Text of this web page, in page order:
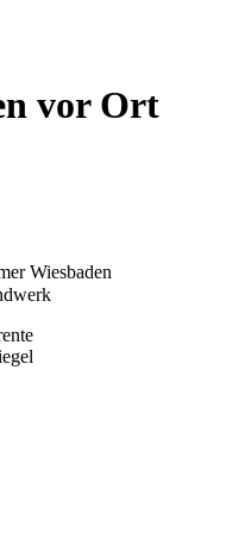
vor Ort